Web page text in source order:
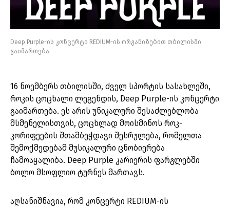
Deep Purple-ის კონცერტი REDIUM-ის ორგანიზებით თბილისში
გაიმართება
16 ნოემბერს თბილისში, ძველ სპორტის სასახლეში,
როკის ცოცხალი ლეგენდის, Deep Purple-ის კონცერტი
გაიმართება. ეს არის უნიკალური შესაძლებლობა
მსმენელისთვის, ცოცხლად მოისმინოს როკ-
კორიფეების შთამბეჭდავი შესრულება, რომელთა
შემოქმედებამ მუსიკალური ცნობიერება
ჩამოაყალიბა. Deep Purple კარიერის ფარგლებში
ბოლო მსოფლიო ტურნეს მართავს.
აღსანიშნავია, რომ კონცერტი REDIUM-ის